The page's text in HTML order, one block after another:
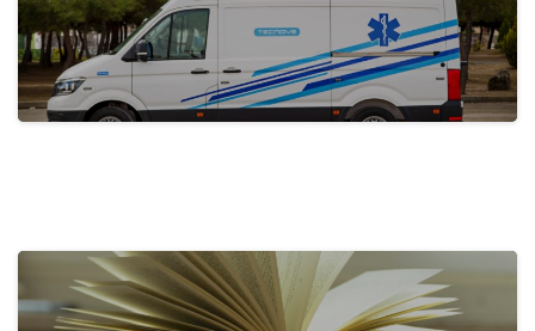
31 de May de 2024